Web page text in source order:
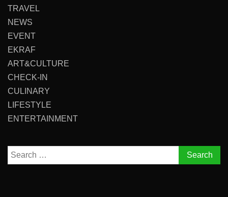
TRAVEL
NEWS
EVENT
EKRAF
ART&CULTURE
CHECK-IN
CULINARY
LIFESTYLE
ENTERTAINMENT
Search
for: